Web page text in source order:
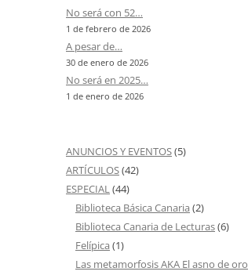
No será con 52…
1 de febrero de 2026
A pesar de…
30 de enero de 2026
No será en 2025…
1 de enero de 2026
ANUNCIOS Y EVENTOS(5)
ARTÍCULOS(42)
ESPECIAL(44)
Biblioteca Básica Canaria (2)
Biblioteca Canaria de Lecturas(6)
Felípica (1)
Las metamorfosis AKA El asno de oro